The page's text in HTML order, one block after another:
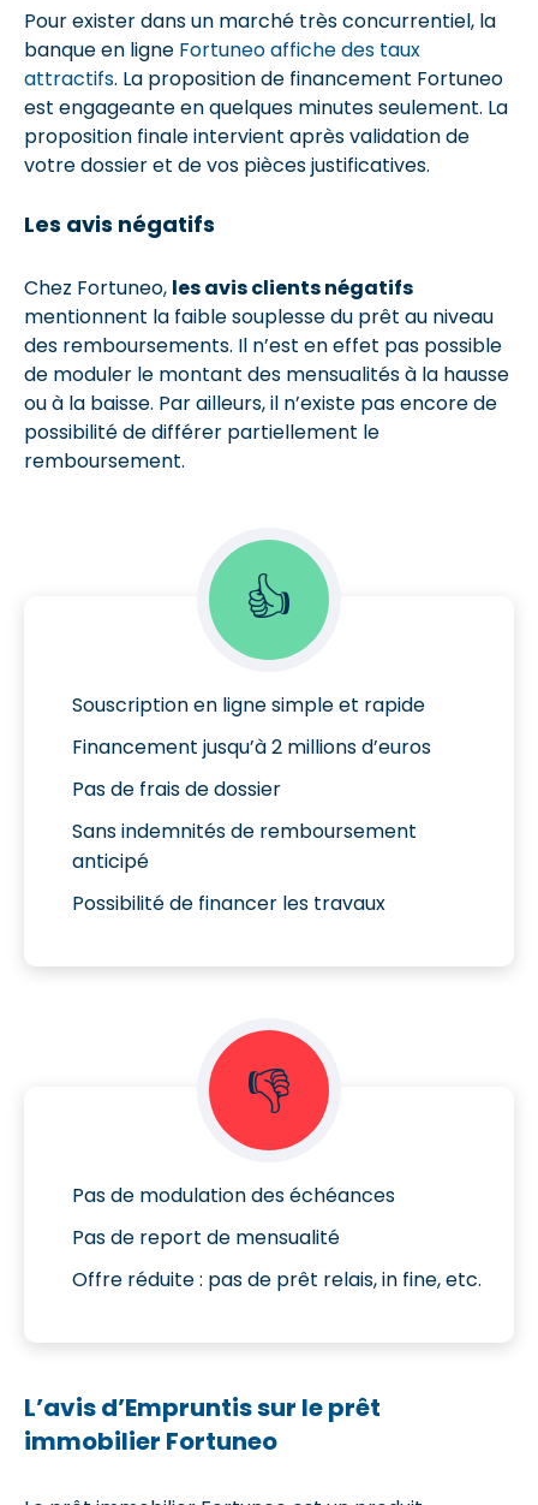
Pour exister dans un marché très concurrentiel, la
banque en ligne Fortuneo affiche des taux
attractifs. La proposition de financement Fortuneo
est engageante en quelques minutes seulement. La
proposition finale intervient après validation de
votre dossier et de vos pièces justificatives.
Les avis négatifs
Chez Fortuneo, les avis clients négatifs
mentionnent la faible souplesse du prêt au niveau
des remboursements. Il n’est en effet pas possible
de moduler le montant des mensualités à la hausse
ou à la baisse. Par ailleurs, il n’existe pas encore de
possibilité de différer partiellement le
remboursement.
👍
Souscription en ligne simple et rapide
Financement jusqu’à 2 millions d’euros
Pas de frais de dossier
Sans indemnités de remboursement
anticipé
Possibilité de financer les travaux
👎
Pas de modulation des échéances
Pas de report de mensualité
Offre réduite : pas de prêt relais, in fine, etc.
L’avis d’Empruntis sur le prêt
immobilier Fortuneo